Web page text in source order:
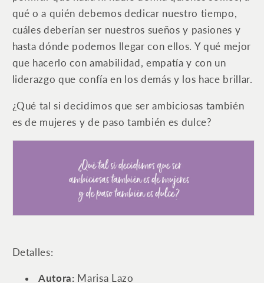
qué o a quién debemos dedicar nuestro tiempo,
cuáles deberían ser nuestros sueños y pasiones y
hasta dónde podemos llegar con ellos. Y qué mejor
que hacerlo con amabilidad, empatía y con un
liderazgo que confía en los demás y los hace brillar.
¿Qué tal si decidimos que ser ambiciosas también
es de mujeres y de paso también es dulce?
Detalles:
Autora: Marisa Lazo